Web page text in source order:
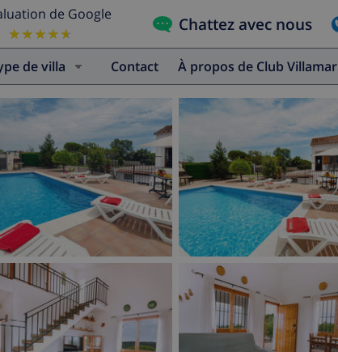
de Google
★★★★★
★★★★★ Chattez avec nous
de villa Contact À propos de Club Villamar